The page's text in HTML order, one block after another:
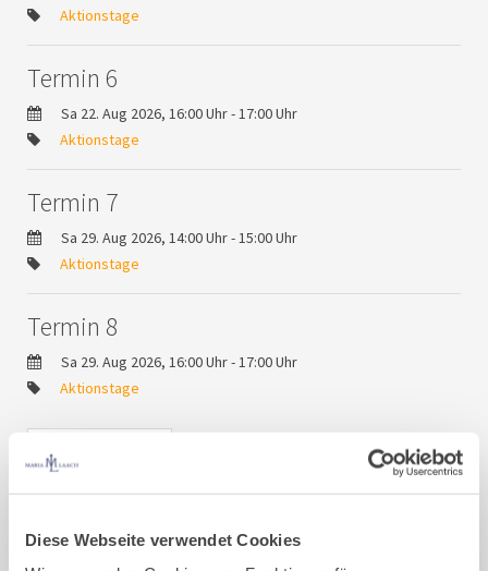
Diese Webseite verwendet Cookies
Aktionstage
Termin 6
Sa 22. Aug 2026, 16:00 Uhr - 17:00 Uhr
Aktionstage
Termin 7
Sa 29. Aug 2026, 14:00 Uhr - 15:00 Uhr
Aktionstage
Termin 8
Sa 29. Aug 2026, 16:00 Uhr - 17:00 Uhr
Aktionstage
Offenes Atelier – Alte
Schreinerei –
Termine August 2026